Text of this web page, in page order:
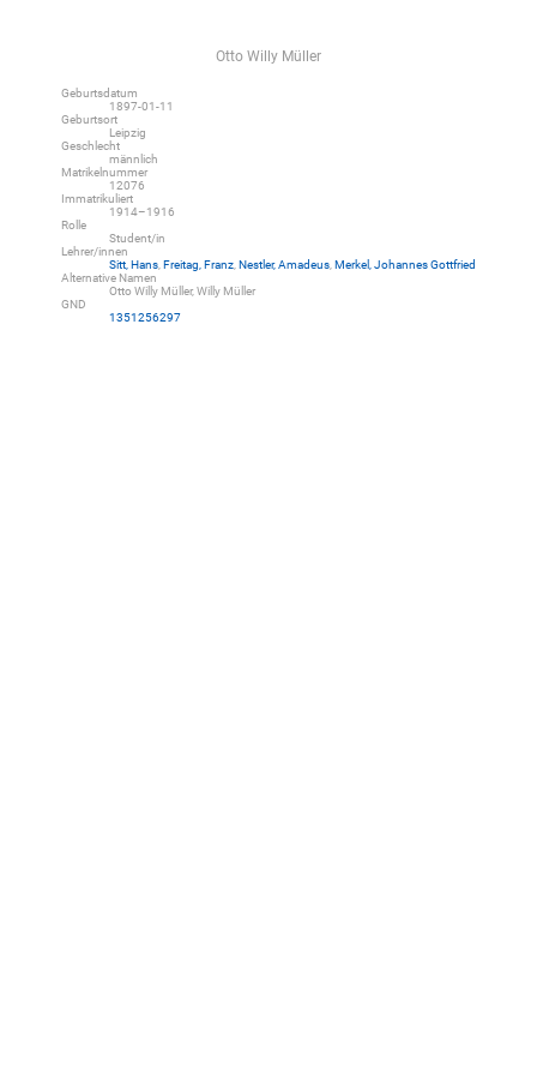
Otto Willy Müller
Geburtsdatum
1897-01-11
Geburtsort
Leipzig
Geschlecht
männlich
Matrikelnummer
12076
Immatrikuliert
1914–1916
Rolle
Student/in
Lehrer/innen
Sitt, Hans Freitag, Franz Nestler, Amadeus Merkel, Johannes Gottfried
Alternative Namen
Otto Willy Müller, Willy Müller
GND
1351256297